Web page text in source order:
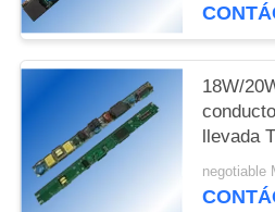
18W/
llevada
de
negotiable